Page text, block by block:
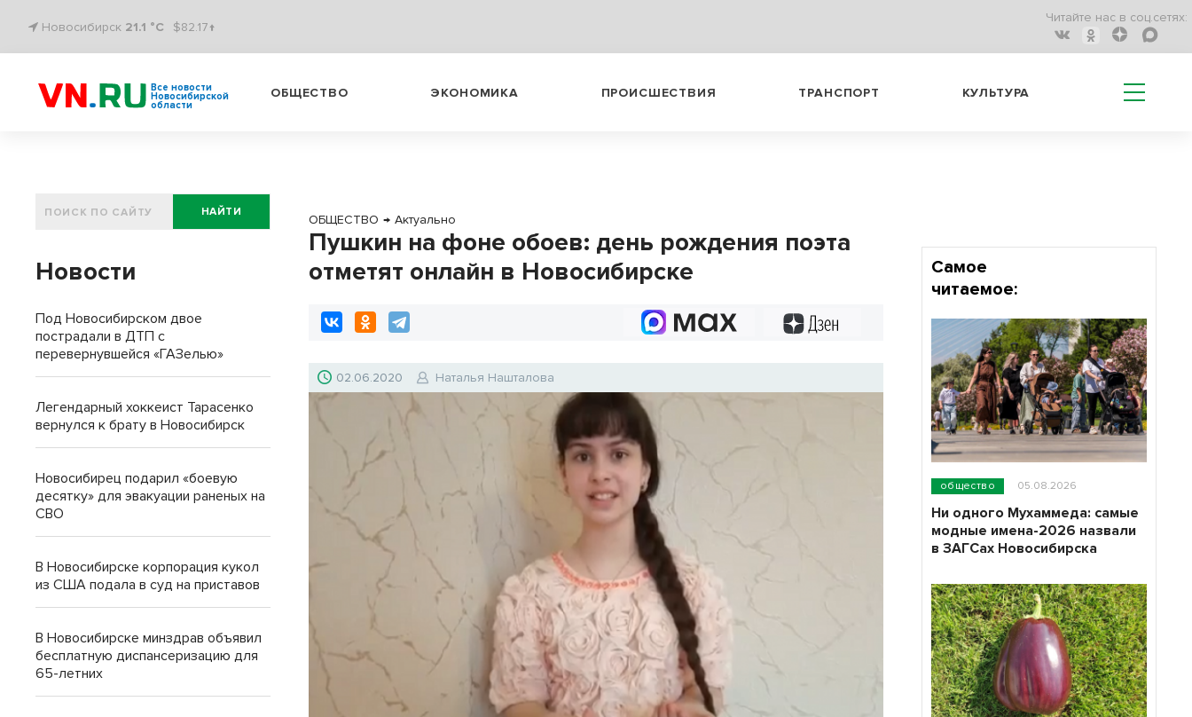
Новосибирск 21.1 °C $82.17↑
Читайте нас в соц.сетях:
Все новости
Новосибирской
области
ОБЩЕСТВО ЭКОНОМИКА ПРОИСШЕСТВИЯ ТРАНСПОРТ КУЛЬТУРА
ОБЩЕСТВО → Актуально
Пушкин на фоне обоев: день рождения поэта
отметят онлайн в Новосибирске
02.06.2020 Наталья Нашталова
НАЙТИ
Новости
Под Новосибирском двое
пострадали в ДТП с
перевернувшейся «ГАЗелью»
Легендарный хоккеист Тарасенко
вернулся к брату в Новосибирск
Новосибирец подарил «боевую
десятку» для эвакуации раненых на
СВО
В Новосибирске корпорация кукол
из США подала в суд на приставов
В Новосибирске минздрав объявил
бесплатную диспансеризацию для
65-летних
Самое
читаемое:
общество 05.08.2026
Ни одного Мухаммеда: самые
модные имена-2026 назвали
в ЗАГСах Новосибирска